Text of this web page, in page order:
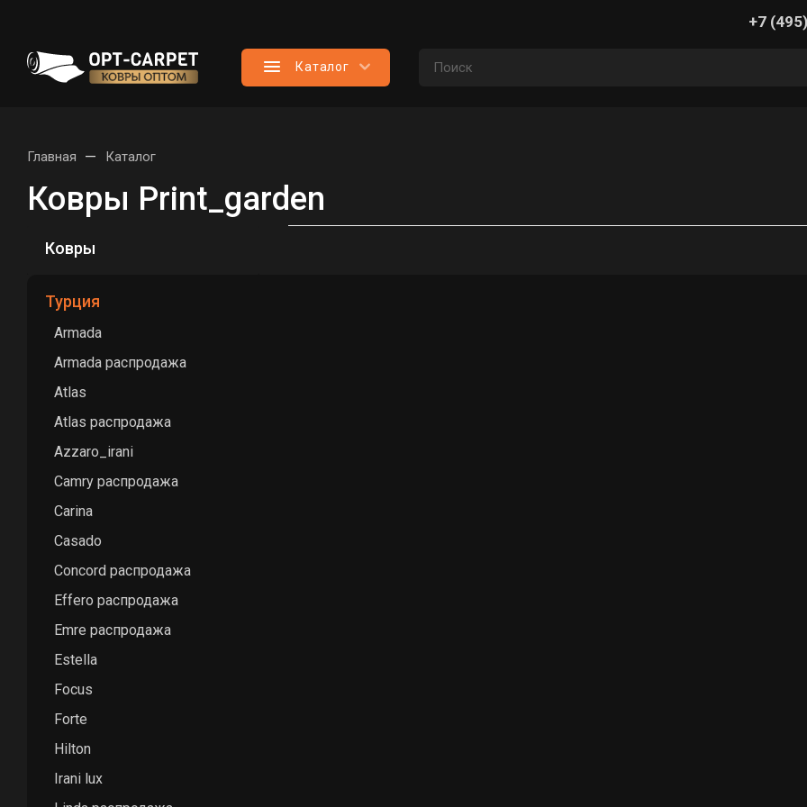
+7
Каталог
Главная — Каталог
Ковры Print_garden
Ковры
Турция
Armada
Armada распродажа
Atlas
Atlas распродажа
Azzaro_irani
Camry распродажа
Carina
Casado
Concord распродажа
Effero распродажа
Emre распродажа
Estella
Focus
Forte
Hilton
Irani lux